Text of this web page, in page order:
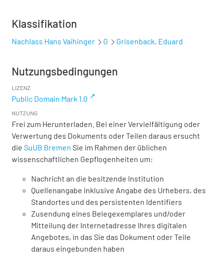
Klassifikation
Nachlass Hans Vaihinger G Grisenback, Eduard
Nutzungsbedingungen
LIZENZ
Public Domain Mark 1.0
NUTZUNG
Frei zum Herunterladen. Bei einer Vervielfältigung oder
Verwertung des Dokuments oder Teilen daraus ersucht
die SuUB Bremen Sie im Rahmen der üblichen
wissenschaftlichen Gepflogenheiten um:
Nachricht an die besitzende Institution
Quellenangabe inklusive Angabe des Urhebers, des
Standortes und des persistenten Identifiers
Zusendung eines Belegexemplares und/oder
Mitteilung der Internetadresse Ihres digitalen
Angebotes, in das Sie das Dokument oder Teile
daraus eingebunden haben